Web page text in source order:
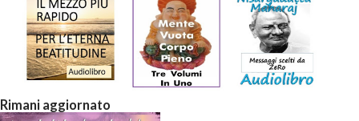
Rimani aggiornato